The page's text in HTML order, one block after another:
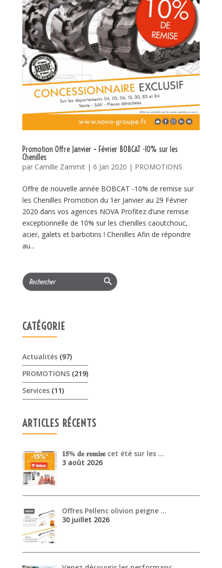
Promotion Offre Janvier – Février BOBCAT -10% sur les
Chenilles
par Camille Zammit| 6 Jan 2020 | PROMOTIONS
Offre de nouvelle année BOBCAT -10% de remise sur
les Chenilles Promotion du 1er Janvier au 29 Février
2020 dans vos agences NOVA Profitez d’une remise
exceptionnelle de 10% sur les chenilles caoutchouc,
acier, galets et barbotins ! Chenilles Afin de répondre
au...
Search
for:
Search Button
CATÉGORIE
Actualités(97)
PROMOTIONS(219)
Services(11)
ARTICLES RÉCENTS
𝟏𝟓% 𝐝𝐞 𝐫𝐞𝐦𝐢𝐬𝐞 cet été sur les …
3 août 2026
Offres Pellenc olivion peigne …
30 juillet 2026